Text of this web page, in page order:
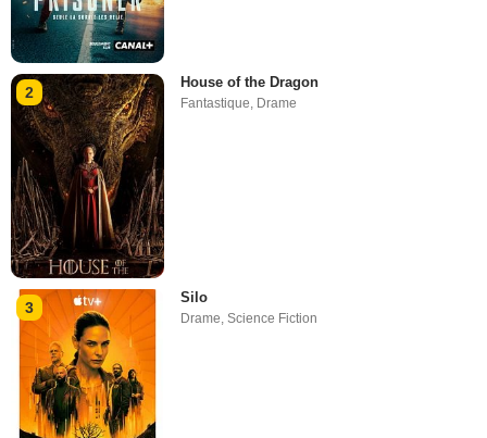
2
House of the Dragon
Fantastique Drame
3
Silo
Drame,Science Fiction